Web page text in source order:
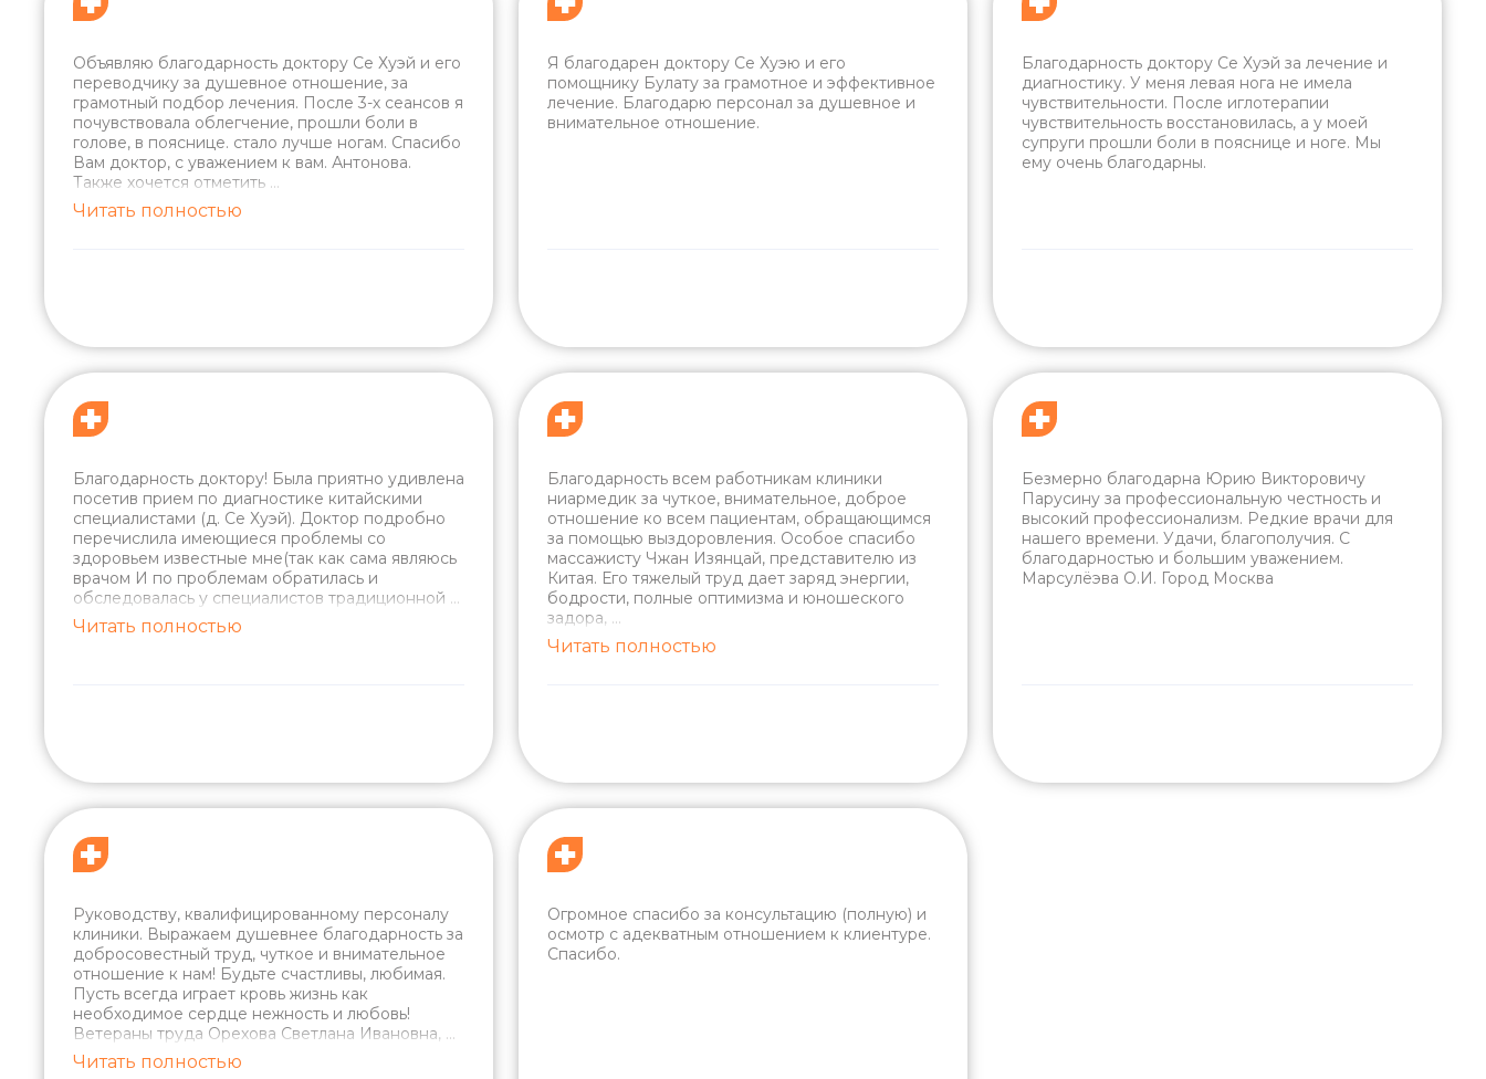
Объявляю благодарность доктору Се Хуэй и его
переводчику за душевное отношение, за
грамотный подбор лечения. После 3-х сеансов я
почувствовала облегчение, прошли боли в
голове, в пояснице. стало лучше ногам. Спасибо
Вам доктор, с уважением к вам. Антонова.
Также хочется отметить ...
Читать полностью
Я благодарен доктору Се Хуэю и его
помощнику Булату за грамотное и эффективное
лечение. Благодарю персонал за душевное и
внимательное отношение.
Благодарность доктору Се Хуэй за лечение и
диагностику. У меня левая нога не имела
чувствительности. После иглотерапии
чувствительность восстановилась, а у моей
супруги прошли боли в пояснице и ноге. Мы
ему очень благодарны.
Благодарность доктору! Была приятно удивлена
посетив прием по диагностике китайскими
специалистами (д. Се Хуэй). Доктор подробно
перечислила имеющиеся проблемы со
здоровьем известные мне(так как сама являюсь
врачом И по проблемам обратилась и
обследовалась у специалистов традиционной ...
Читать полностью
Благодарность всем работникам клиники
ниармедик за чуткое, внимательное, доброе
отношение ко всем пациентам, обращающимся
за помощью выздоровления. Особое спасибо
массажисту Чжан Изянцай, представителю из
Китая. Его тяжелый труд дает заряд энергии,
бодрости, полные оптимизма и юношеского
задора, ...
Читать полностью
Безмерно благодарна Юрию Викторовичу
Парусину за профессиональную честность и
высокий профессионализм. Редкие врачи для
нашего времени. Удачи, благополучия. С
благодарностью и большим уважением.
Марсулёэва О.И. Город Москва
Руководству, квалифицированному персоналу
клиники. Выражаем душевнее благодарность за
добросовестный труд, чуткое и внимательное
отношение к нам! Будьте счастливы, любимая.
Пусть всегда играет кровь жизнь как
необходимое сердце нежность и любовь!
Ветераны труда Орехова Светлана Ивановна, ...
Читать полностью
Огромное спасибо за консультацию (полную) и
осмотр с адекватным отношением к клиентуре.
Спасибо.